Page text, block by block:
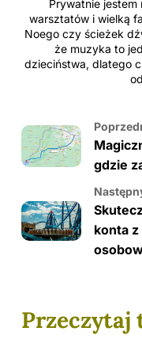
Prywatnie
warsztatów i wielką
Noego czy ścieżek
że muzyka to
dzieciństwa, dlatego
gdzie
konta
Przeczytaj